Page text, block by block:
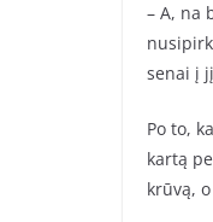
– A, na
senai į
Po to,
kartą
krūvą,